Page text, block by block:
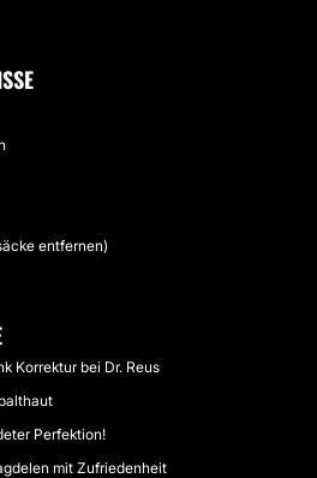
entfernen)
Korrektur bei Dr. Reus
Perfektion!
mit Zufriedenheit